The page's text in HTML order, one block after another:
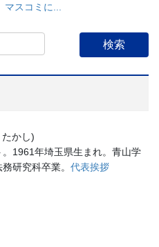
スコミに...
かし)
。1961年埼玉県生まれ。青山学
研究科卒業。 代表挨拶